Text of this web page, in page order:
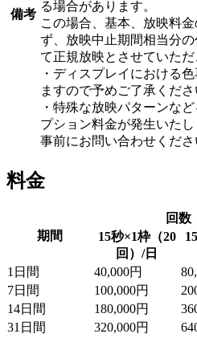
備考
る場合があります。
この場合、基本、放映料
ず、放映中止期間相当分
て正規放映とさせていただ
・ディスプレイにおける
ますので予めご了承くださ
・特殊な放映パターンな
プション料金が発生いたし
事前にお問い合わせくださ
料金
期間
回数
15秒×1枠（20
回）/日
1日間
40,000円
7日間
100,000円
14日間
180,000円
31日間
320,000円